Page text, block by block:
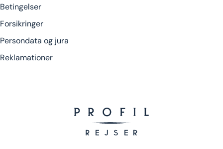
Betingelser
Forsikringer
Persondata og jura
Reklamationer